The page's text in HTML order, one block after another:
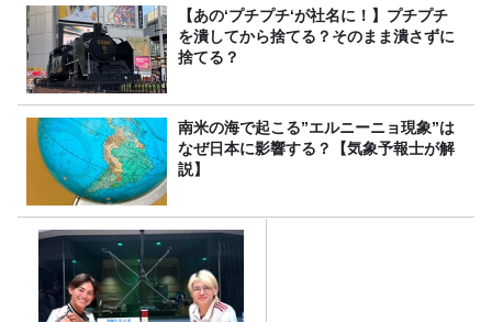
【あの‘プチプチ‘が社名に！】プチプチ
を潰してから捨てる？そのまま潰さずに
捨てる？
南米の海で起こる”エルニーニョ現象”は
なぜ日本に影響する？【気象予報士が解
説】